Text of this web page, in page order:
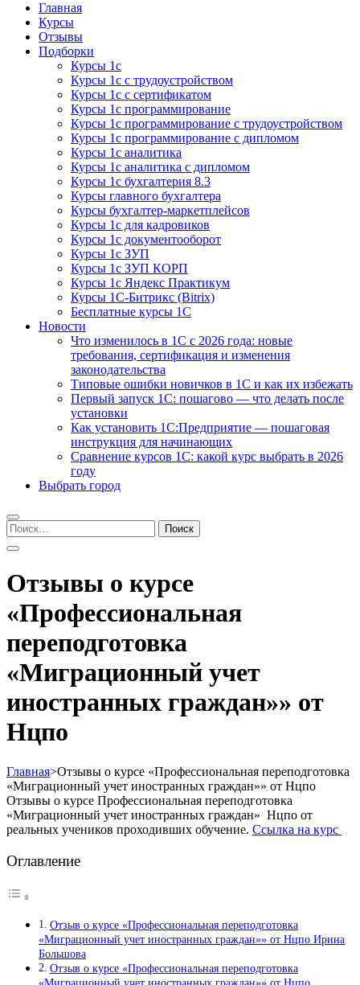
Курсы 1С
Курсы 1С официальная сертификация
Главная
Курсы
Отзывы
Подборки
Курсы 1с
Курсы 1с с трудоустройством
Курсы 1с с сертификатом
Курсы 1с программирование
Курсы 1с программирование с трудоустройством
Курсы 1с программирование с дипломом
Курсы 1с аналитика
Курсы 1с аналитика с дипломом
Курсы 1с бухгалтерия 8.3
Курсы главного бухгалтера
Курсы бухгалтер-маркетплейсов
Курсы 1с для кадровиков
Курсы 1с документооборот
Курсы 1с ЗУП
Курсы 1с ЗУП КОРП
Курсы 1с Яндекс Практикум
Курсы 1С-Битрикс (Bitrix)
Бесплатные курсы 1С
Новости
Что изменилось в 1С с 2026 года: новые
требования, сертификация и изменения
законодательства
Типовые ошибки новичков в 1С и как их избежать
Первый запуск 1С: пошагово — что делать после
установки
Как установить 1С:Предприятие — пошаговая
инструкция для начинающих
Сравнение курсов 1С: какой курс выбрать в 2026
году
Выбрать город
Найти:
Отзывы о курсе
«Профессиональная
переподготовка
«Миграционный учет
иностранных граждан»» от
Нцпо
Главная>Отзывы о курсе «Профессиональная переподготовка
«Миграционный учет иностранных граждан»» от Нцпо
Отзывы о курсе Профессиональная переподготовка
«Миграционный учет иностранных граждан» Нцпо от
реальных учеников проходивших обучение. Ссылка на курс
Оглавление
Отзыв о курсе «Профессиональная переподготовка
«Миграционный учет иностранных граждан»» от Нцпо Ирина
Большова
Отзыв о курсе «Профессиональная переподготовка